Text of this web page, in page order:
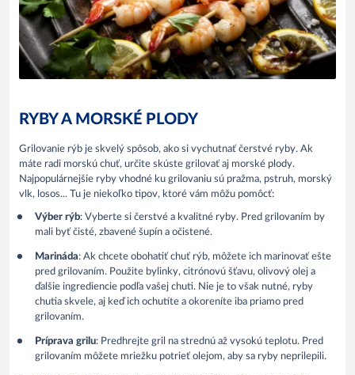
RYBY A MORSKÉ PLODY
Grilovanie rýb je skvelý spôsob, ako si vychutnať čerstvé ryby. Ak
máte radi morskú chuť, určite skúste grilovať aj morské plody.
Najpopulárnejšie ryby vhodné ku grilovaniu sú pražma, pstruh, morský
vlk, losos... Tu je niekoľko tipov, ktoré vám môžu pomôcť:
Výber rýb: Vyberte si čerstvé a kvalitné ryby. Pred grilovaním by
mali byť čisté, zbavené šupín a očistené.
Marináda: Ak chcete obohatiť chuť rýb, môžete ich marinovať ešte
pred grilovaním. Použite bylinky, citrónovú šťavu, olivový olej a
ďalšie ingrediencie podľa vašej chuti. Nie je to však nutné, ryby
chutia skvele, aj keď ich ochutíte a okoreníte iba priamo pred
grilovaním.
Príprava grilu: Predhrejte gril na strednú až vysokú teplotu. Pred
grilovaním môžete mriežku potrieť olejom, aby sa ryby neprilepili.